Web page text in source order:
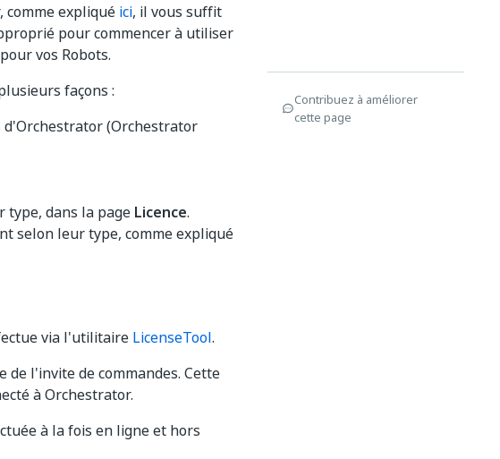
comme expliqué ici, il vous suffit
pour commencer à utiliser
vos Robots.
façons :
(Orchestrator
type, dans la page Licence.
selon leur type, comme expliqué
via l'utilitaire LicenseTool.
de l'invite de commandes. Cette
à Orchestrator.
à la fois en ligne et hors
Contribuez à améliorer
cette page